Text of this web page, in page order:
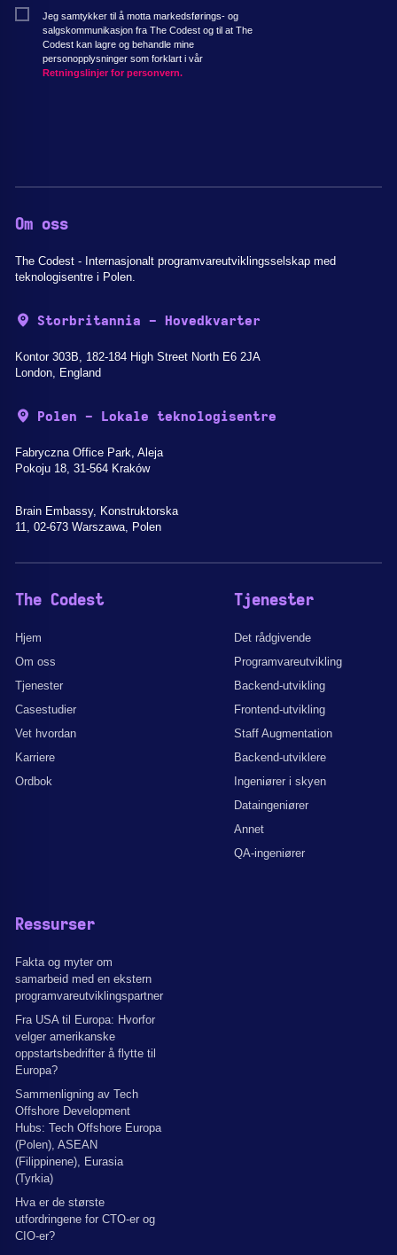
Jeg samtykker til å motta markedsførings- og
salgskommunikasjon fra The Codest og til at The
Codest kan lagre og behandle mine
personopplysninger som forklart i vår
Retningslinjer for personvern.
Om oss
The Codest - Internasjonalt programvareutviklingsselskap med
teknologisentre i Polen.
Storbritannia - Hovedkvarter
Kontor 303B, 182-184 High Street North E6 2JA
London, England
Polen - Lokale teknologisentre
Fabryczna Office Park, Aleja
Pokoju 18, 31-564 Kraków
Brain Embassy, Konstruktorska
11, 02-673 Warszawa, Polen
The Codest
Hjem
Om oss
Tjenester
Casestudier
Vet hvordan
Karriere
Ordbok
Tjenester
Det rådgivende
Programvareutvikling
Backend-utvikling
Frontend-utvikling
Staff Augmentation
Backend-utviklere
Ingeniører i skyen
Dataingeniører
Annet
QA-ingeniører
Ressurser
Fakta og myter om
samarbeid med en ekstern
programvareutviklingspartner
Fra USA til Europa: Hvorfor
velger amerikanske
oppstartsbedrifter å flytte til
Europa?
Sammenligning av Tech
Offshore Development
Hubs: Tech Offshore Europa
(Polen), ASEAN
(Filippinene), Eurasia
(Tyrkia)
Hva er de største
utfordringene for CTO-er og
CIO-er?